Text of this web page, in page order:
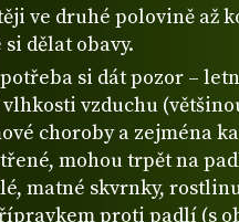
ve druhé polovině až
dělat obavy.
si dát pozor –
vzduchu
choroby a zejména
mohou trpět na
matné skvrnky,
proti padlí (s